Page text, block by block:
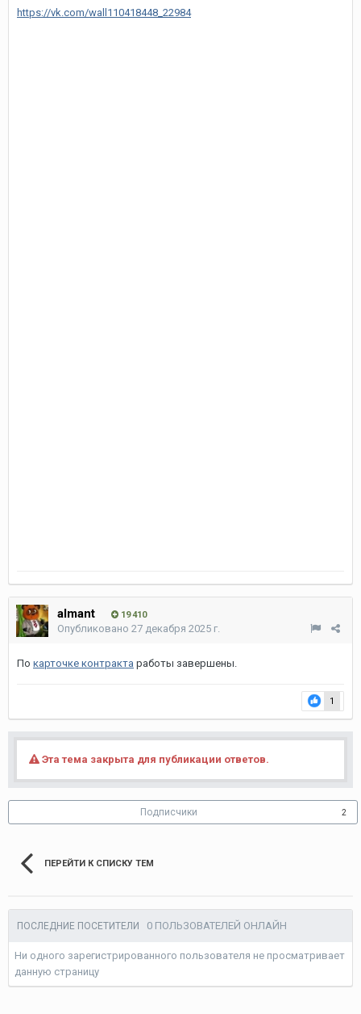
https://vk.com/wall110418448_22984
almant 19 410
Опубликовано 27 декабря 2025 г.
По карточке контракта работы завершены.
1
Эта тема закрыта для публикации ответов.
Подписчики 2
ПЕРЕЙТИ К СПИСКУ ТЕМ
ПОСЛЕДНИЕ ПОСЕТИТЕЛИ 0 ПОЛЬЗОВАТЕЛЕЙ ОНЛАЙН
Ни одного зарегистрированного пользователя не просматривает
данную страницу